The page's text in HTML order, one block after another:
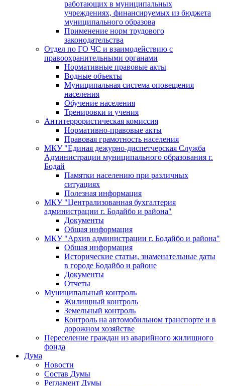
работающих в муниципальных
учреждениях, финансируемых из бюджета
муниципального образова
Применение норм трудового
законодательства
Отдел по ГО ЧС и взаимодействию с
правоохранительными органами
Нормативные правовые акты
Водные объекты
Муниципальная система оповещения
населения
Обучение населения
Тренировки и учения
Антитеррористическая комиссия
Нормативно-правовые акты
Правовая грамотность населения
МКУ "Единая дежурно-диспетчерская Служба
Администрации муниципального образования г.
Бодай
Памятки населению при различных
ситуациях
Полезная информация
МКУ "Централизованная бухгалтерия
администрации г. Бодайбо и района"
Документы
Общая информация
МКУ "Архив администрации г. Бодайбо и района"
Общая информация
Исторические статьи, знаменательные даты
в городе Бодайбо и районе
Документы
Отчеты
Муниципальный контроль
Жилищный контроль
Земельный контроль
Контроль на автомобильном транспорте и в
дорожном хозяйстве
Переселение граждан из аварийного жилищного
фонда
Дума
Новости
Состав Думы
Регламент Думы